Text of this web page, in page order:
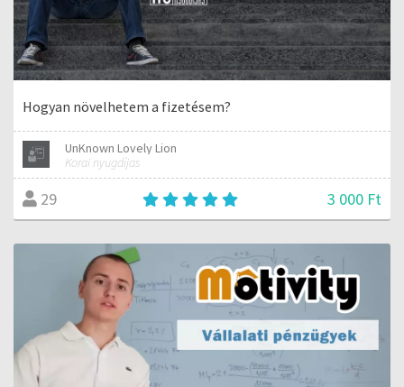
Hogyan növelhetem a fizetésem?
UnKnown Lovely Lion
Korai nyugdíjas
29 3 000 Ft